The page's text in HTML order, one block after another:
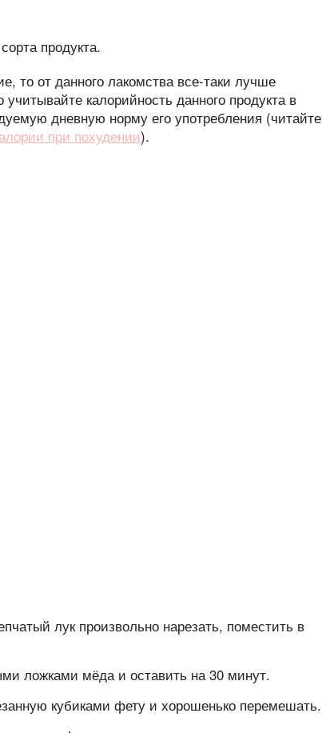
то от данного лакомства все-таки лучше
калорийность данного продукта в
дневную норму его употребления (читайте
при похудении).
лук произвольно нарезать, поместить в
ложками мёда и оставить на 30 минут.
кубиками фету и хорошенько перемешать.